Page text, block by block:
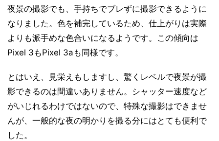
夜景の撮影でも、手持ちでブレずに撮影できるように
なりました。色を補完しているため、仕上がりは実際
よりも派手めな色合いになるようです。この傾向は
Pixel 3もPixel 3aも同様です。
とはいえ、見栄えもしますし、驚くレベルで夜景が撮
影できるのは間違いありません。シャッター速度など
がいじれるわけではないので、特殊な撮影はできませ
んが、一般的な夜の明かりを撮る分にはとても便利で
した。